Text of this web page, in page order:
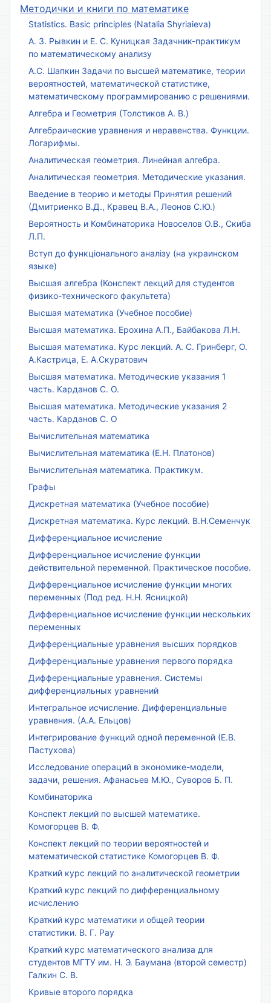
Методички и книги по математике
Statistics. Basic principles (Natalia Shyriaieva)
А. З. Рывкин и Е. С. Куницкая Задачник-практикум
по математическому анализу
А.С. Шапкин Задачи по высшей математике, теории
вероятностей, математической статистике,
математическому программированию с решениями.
Алгебра и Геометрия (Толстиков А. В.)
Алгебраические уравнения и неравенства. Функции.
Логарифмы.
Аналитическая геометрия. Линейная алгебра.
Аналитическая геометрия. Методические указания.
Введение в теорию и методы Принятия решений
(Дмитриенко В.Д., Кравец В.А., Леонов С.Ю.)
Вероятность и Комбинаторика Новоселов О.В., Скиба
Л.П.
Вступ до функціонального аналізу (на украинском
языке)
Высшая алгебра (Конспект лекций для студентов
физико-технического факультета)
Высшая математика (Учебное пособие)
Высшая математика. Ерохина А.П., Байбакова Л.Н.
Высшая математика. Курс лекций. А. С. Гринберг, О.
А.Кастрица, Е. А.Скуратович
Высшая математика. Методические указания 1
часть. Карданов С. О.
Высшая математика. Методические указания 2
часть. Карданов С. О
Вычислительная математика
Вычислительная математика (Е.Н. Платонов)
Вычислительная математика. Практикум.
Графы
Дискретная математика (Учебное пособие)
Дискретная математика. Курс лекций. В.Н.Семенчук
Дифференциальное исчисление
Дифференциальное исчисление функции
действительной переменной. Практическое пособие.
Дифференциальное исчисление функции многих
переменных (Под ред. Н.Н. Ясницкой)
Дифференциальное исчисление функции нескольких
переменных
Дифференциальные уравнения высших порядков
Дифференциальные уравнения первого порядка
Дифференциальные уравнения. Системы
дифференциальных уравнений
Интегральное исчисление. Дифференциальные
уравнения. (А.А. Ельцов)
Интегрирование функций одной переменной (Е.В.
Пастухова)
Исследование операций в экономике-модели,
задачи, решения. Афанасьев М.Ю., Суворов Б. П.
Комбинаторика
Конспект лекций по высшей математике.
Комогорцев В. Ф.
Конспект лекций по теории вероятностей и
математической статистике Комогорцев В. Ф.
Краткий курс лекций по аналитической геометрии
Краткий курс лекций по дифференциальному
исчислению
Краткий курс математики и общей теории
статистики. В. Г. Рау
Краткий курс математического анализа для
студентов МГТУ им. Н. Э. Баумана (второй семестр)
Галкин С. В.
Кривые второго порядка